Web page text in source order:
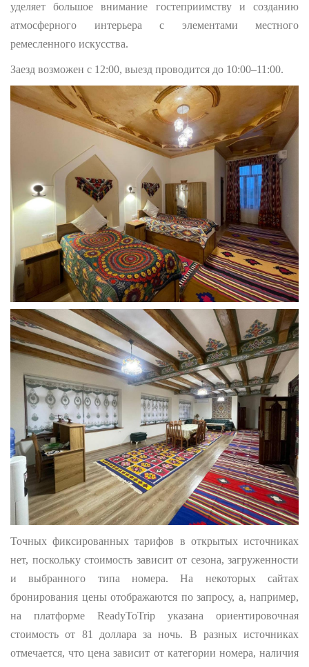
уделяет большое внимание гостеприимству и созданию
атмосферного интерьера с элементами местного
ремесленного искусства.
Заезд возможен с 12:00, выезд проводится до 10:00–11:00.
Точных фиксированных тарифов в открытых источниках
нет, поскольку стоимость зависит от сезона, загруженности
и выбранного типа номера. На некоторых сайтах
бронирования цены отображаются по запросу, а, например,
на платформе ReadyToTrip указана ориентировочная
стоимость от 81 доллара за ночь. В разных источниках
отмечается, что цена зависит от категории номера, наличия